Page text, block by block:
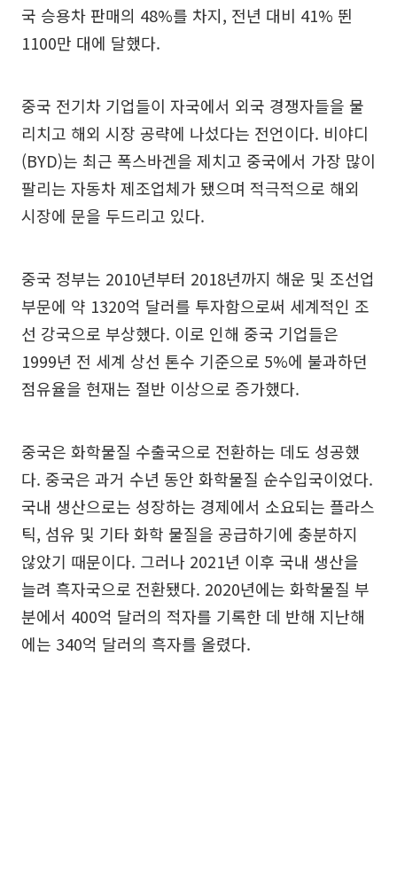
국 승용차 판매의 48%를 차지, 전년 대비 41% 뛴
1100만 대에 달했다.
중국 전기차 기업들이 자국에서 외국 경쟁자들을 물
리치고 해외 시장 공략에 나섰다는 전언이다. 비야디
(BYD)는 최근 폭스바겐을 제치고 중국에서 가장 많이
팔리는 자동차 제조업체가 됐으며 적극적으로 해외
시장에 문을 두드리고 있다.
중국 정부는 2010년부터 2018년까지 해운 및 조선업
부문에 약 1320억 달러를 투자함으로써 세계적인 조
선 강국으로 부상했다. 이로 인해 중국 기업들은
1999년 전 세계 상선 톤수 기준으로 5%에 불과하던
점유율을 현재는 절반 이상으로 증가했다.
중국은 화학물질 수출국으로 전환하는 데도 성공했
다. 중국은 과거 수년 동안 화학물질 순수입국이었다.
국내 생산으로는 성장하는 경제에서 소요되는 플라스
틱, 섬유 및 기타 화학 물질을 공급하기에 충분하지
않았기 때문이다. 그러나 2021년 이후 국내 생산을
늘려 흑자국으로 전환됐다. 2020년에는 화학물질 부
분에서 400억 달러의 적자를 기록한 데 반해 지난해
에는 340억 달러의 흑자를 올렸다.